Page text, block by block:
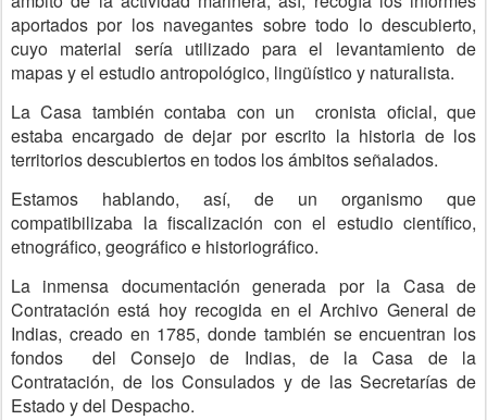
aportados por los navegantes sobre todo lo descubierto,
cuyo material sería utilizado para el levantamiento de
mapas y el estudio antropológico, lingüístico y naturalista.
La Casa también contaba con un cronista oficial, que
estaba encargado de dejar por escrito la historia de los
territorios descubiertos en todos los ámbitos señalados.
Estamos hablando, así, de un organismo que
compatibilizaba la fiscalización con el estudio científico,
etnográfico, geográfico e historiográfico.
La inmensa documentación generada por la Casa de
Contratación está hoy recogida en el Archivo General de
Indias, creado en 1785, donde también se encuentran los
fondos del Consejo de Indias, de la Casa de la
Contratación, de los Consulados y de las Secretarías de
Estado y del Despacho.